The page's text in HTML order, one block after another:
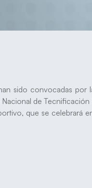
sido convocadas por
de
que se celebrará